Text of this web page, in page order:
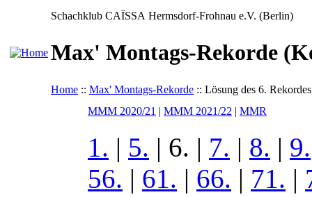
Schachklub CAÏSSA Hermsdorf-Frohnau e.V. (Berlin)
Max' Montags-Rekorde
Home :: Max' Montags-Rekorde :: Lösung des 6. Rekordes
MMM 2020/21 | MMM 2021/22 | MMR
1. | 5. | 6. | 7. | 8. | 9.
56. | 61. | 66. | 71. |